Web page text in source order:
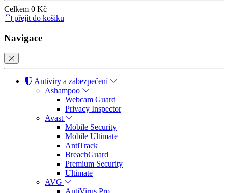
Celkem 0 Kč
přejít do košiku
Navigace
Antiviry a zabezpečení
Ashampoo
Webcam Guard
Privacy Inspector
Avast
Mobile Security
Mobile Ultimate
AntiTrack
BreachGuard
Premium Security
Ultimate
AVG